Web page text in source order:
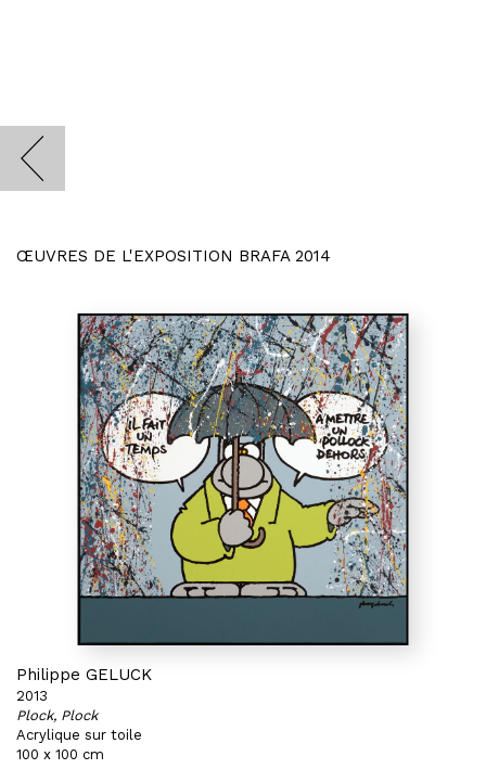
ŒUVRES DE L'EXPOSITION BRAFA 2014
Philippe GELUCK
2013
Plock, Plock
Acrylique sur toile
100 x 100 cm